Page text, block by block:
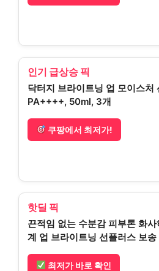
인기 급상승 픽
닥터지 브라이트닝 업 모이스처
PA++++, 50ml, 3개
쿠팡에서 최저가!
핫딜 픽
끈적임 없는 수분감 피부톤 화
계 업 브라이트닝 선플러스 보
최저가 바로 확인